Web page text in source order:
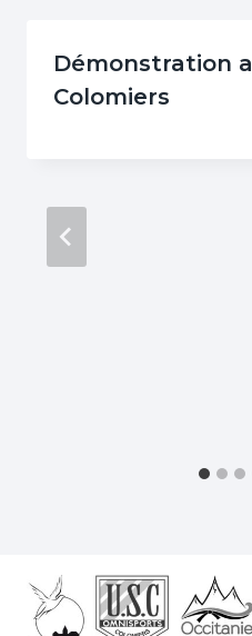
Démonstration
Colomiers